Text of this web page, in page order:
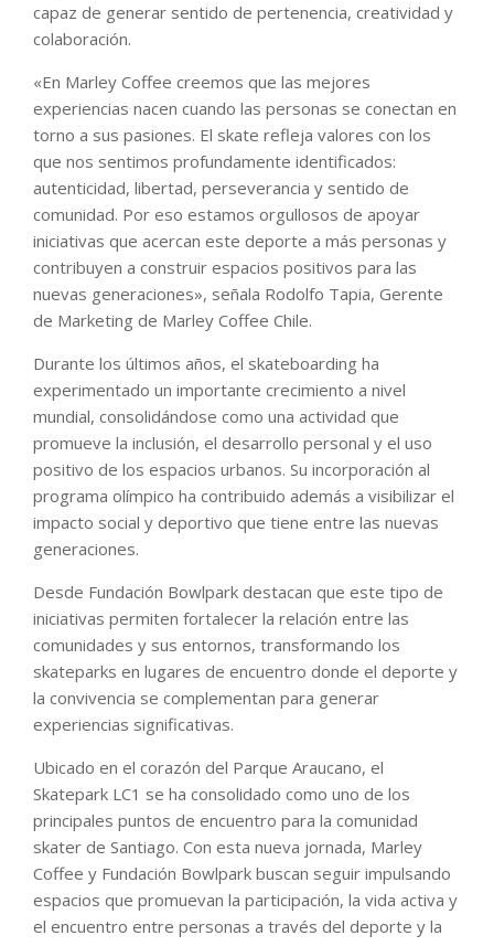
capaz de generar sentido de pertenencia, creatividad y
colaboración.
«En Marley Coffee creemos que las mejores
experiencias nacen cuando las personas se conectan en
torno a sus pasiones. El skate refleja valores con los
que nos sentimos profundamente identificados:
autenticidad, libertad, perseverancia y sentido de
comunidad. Por eso estamos orgullosos de apoyar
iniciativas que acercan este deporte a más personas y
contribuyen a construir espacios positivos para las
nuevas generaciones», señala Rodolfo Tapia, Gerente
de Marketing de Marley Coffee Chile.
Durante los últimos años, el skateboarding ha
experimentado un importante crecimiento a nivel
mundial, consolidándose como una actividad que
promueve la inclusión, el desarrollo personal y el uso
positivo de los espacios urbanos. Su incorporación al
programa olímpico ha contribuido además a visibilizar el
impacto social y deportivo que tiene entre las nuevas
generaciones.
Desde Fundación Bowlpark destacan que este tipo de
iniciativas permiten fortalecer la relación entre las
comunidades y sus entornos, transformando los
skateparks en lugares de encuentro donde el deporte y
la convivencia se complementan para generar
experiencias significativas.
Ubicado en el corazón del Parque Araucano, el
Skatepark LC1 se ha consolidado como uno de los
principales puntos de encuentro para la comunidad
skater de Santiago. Con esta nueva jornada, Marley
Coffee y Fundación Bowlpark buscan seguir impulsando
espacios que promuevan la participación, la vida activa y
el encuentro entre personas a través del deporte y la